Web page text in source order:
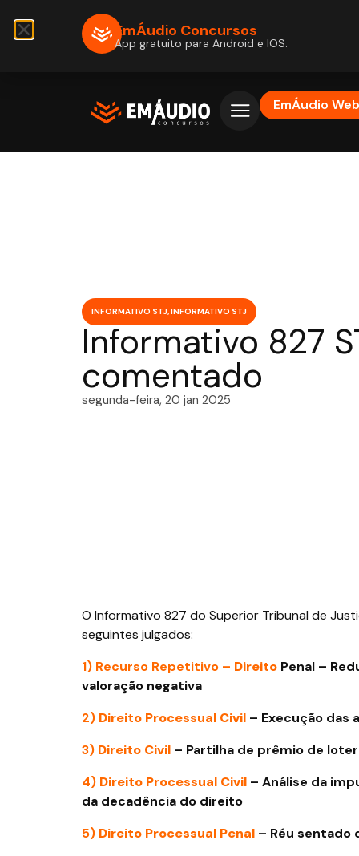
EmÁudio Web
INFORMATIVO STJ,INFORMATIVO STJ
Informativo 827
comentado
segunda-feira, 20 jan 2025
O Informativo 827 do Superior Tribunal de
seguintes julgados:
1) Recurso Repetitivo – Direito Penal –
valoração negativa
2) Direito Processual Civil – Execução das
3) Direito Civil – Partilha de prêmio de
4) Direito Processual Civil – Análise da
da decadência do direito
5) Direito Processual Penal – Réu sentado
EmÁudio Concursos
App gratuito para Android e IOS.